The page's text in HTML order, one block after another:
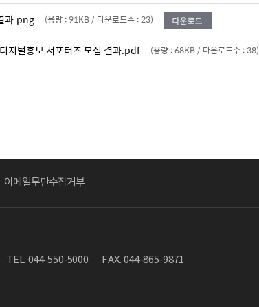
과.png (용량 : 91KB / 다운로드수 : 23)
지털홍보 서포터즈 모집 결과.pdf (용량 : 68KB / 다운로드수 : 38)
이메일무단수집거부
TEL. 044-550-5000 FAX. 044-865-9871